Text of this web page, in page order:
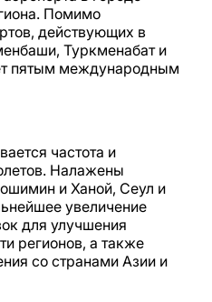
Помимо
действующих в
Туркменабат и
пятым международным
частота и
Налажены
и Ханой, Сеул и
увеличение
для улучшения
регионов, а также
со странами Азии и